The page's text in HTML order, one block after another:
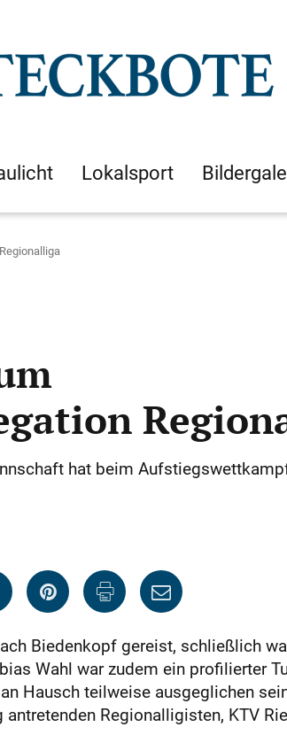
Lokalsport
hat beim
Biedenkopf gereist, schließlich
Wahl war zudem ein profilierter
Hausch teilweise ausgeglichen
Regionalligisten, KTV